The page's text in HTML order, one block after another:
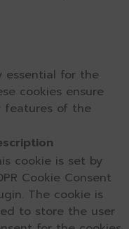
essential for the
cookies ensure
features of the
cookie is set by
Cookie Consent
The cookie is
to store the user